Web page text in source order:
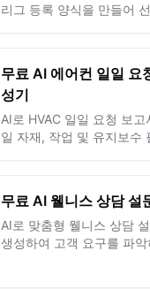
리그 등록 양식을 만들어
무료 AI 에어컨 일일 요
성기
AI로 HVAC 일일 요청 보
일 자재, 작업 및 유지보수
무료 AI 웰니스 상담 설
AI로 맞춤형 웰니스 상담
생성하여 고객 요구를 파